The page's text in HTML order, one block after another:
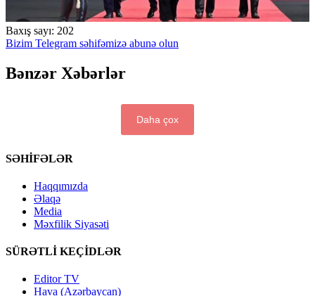
Baxış sayı: 202
Bizim Telegram səhifəmizə abunə olun
Bənzər Xəbərlər
Daha çox
SƏHİFƏLƏR
Haqqımızda
Əlaqə
Media
Məxfilik Siyasəti
SÜRƏTLİ KEÇİDLƏR
Editor TV
Hava (Azərbaycan)